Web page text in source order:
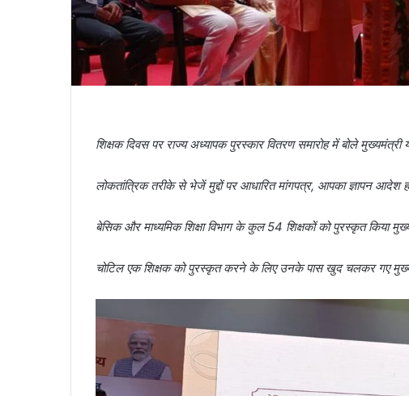
शिक्षक दिवस पर राज्य अध्यापक पुरस्कार वितरण समारोह में बोले मुख्यमंत्री
लोकतांत्रिक तरीके से भेजें मुद्दों पर आधारित मांगपत्र, आपका ज्ञापन आदेश
बेसिक और माध्यमिक शिक्षा विभाग के कुल 54 शिक्षकों को पुरस्कृत किया
चोटिल एक शिक्षक को पुरस्कृत करने के लिए उनके पास खुद चलकर गए